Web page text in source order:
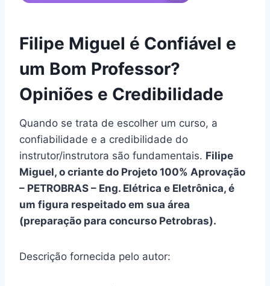
Filipe Miguel é Confiável e
um Bom Professor?
Opiniões e Credibilidade
Quando se trata de escolher um curso, a
confiabilidade e a credibilidade do
instrutor/instrutora são fundamentais. Filipe
Miguel, o criante do Projeto 100% Aprovação
– PETROBRAS – Eng. Elétrica e Eletrônica, é
um figura respeitado em sua área
(preparação para concurso Petrobras).
Descrição fornecida pelo autor: